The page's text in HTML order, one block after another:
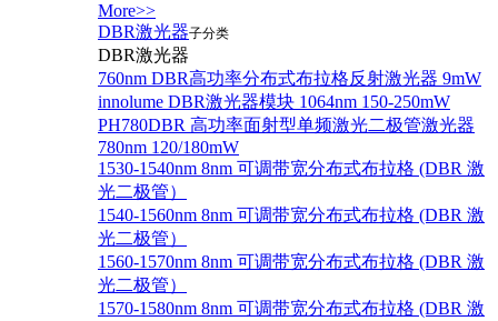
More>>
DBR激光器子分类
DBR激光器
760nm DBR高功率分布式布拉格反射激光器 9mW
innolume DBR激光器模块 1064nm 150-250mW
PH780DBR 高功率面射型单频激光二极管激光器
780nm 120/180mW
1530-1540nm 8nm 可调带宽分布式布拉格 (DBR 激
光二极管）
1540-1560nm 8nm 可调带宽分布式布拉格 (DBR 激
光二极管）
1560-1570nm 8nm 可调带宽分布式布拉格 (DBR 激
光二极管）
1570-1580nm 8nm 可调带宽分布式布拉格 (DBR 激